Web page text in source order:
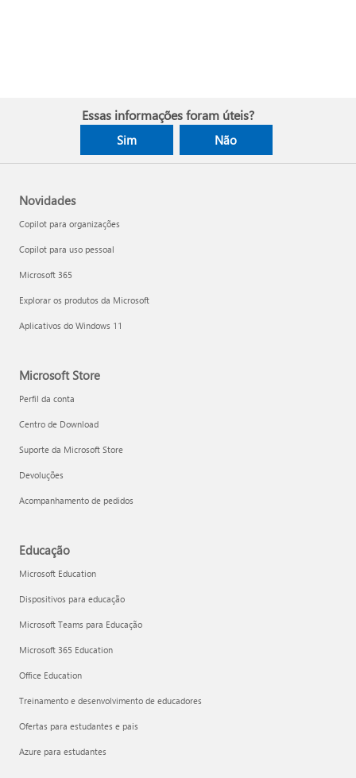
Essas informações foram úteis?
Sim Não
Novidades
Copilot para organizações
Copilot para uso pessoal
Microsoft 365
Explorar os produtos da Microsoft
Aplicativos do Windows 11
Microsoft Store
Perfil da conta
Centro de Download
Suporte da Microsoft Store
Devoluções
Acompanhamento de pedidos
Educação
Microsoft Education
Dispositivos para educação
Microsoft Teams para Educação
Microsoft 365 Education
Office Education
Treinamento e desenvolvimento de educadores
Ofertas para estudantes e pais
Azure para estudantes